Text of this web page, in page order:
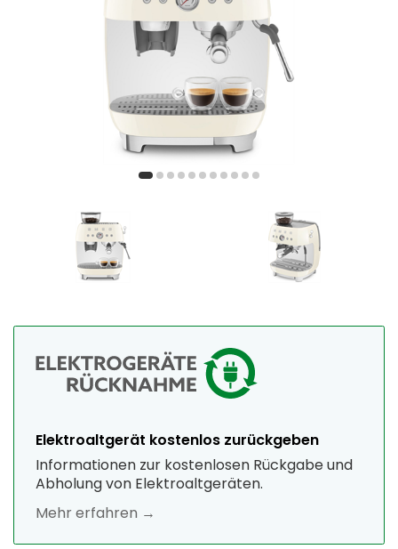
Elektroaltgerät kostenlos zurückgeben
Informationen zur kostenlosen Rückgabe und
Abholung von Elektroaltgeräten.
Mehr erfahren →